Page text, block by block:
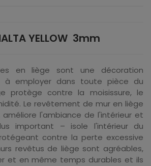
YELLOW 3mm
en liège sont une décoration
à employer dans toute pièce du
protège contre la moisissure, le
Le revêtement de mur en liège
améliore l'ambiance de l'intérieur et
important – isole l'intérieur du
contre la perte excessive
revêtus de liège sont agréables,
et en même temps durables et ils